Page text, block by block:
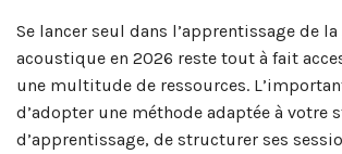
Se lancer seul dans l’apprentissage de
acoustique en 2026 reste tout à fait
une multitude de ressources.
d’adopter une méthode adaptée à votre
d’apprentissage, de structurer ses